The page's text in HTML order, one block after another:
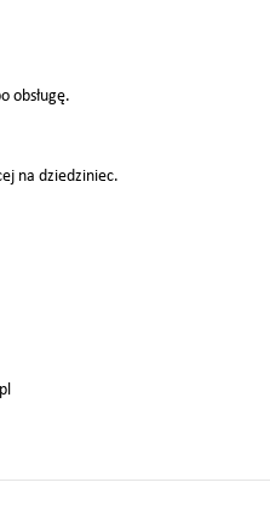
obsługę.
na dziedziniec.